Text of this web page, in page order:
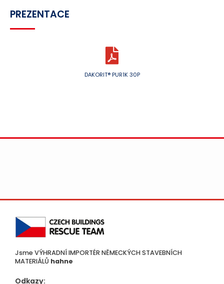
PREZENTACE
DAKORIT® PUR1K 30P
Jsme VÝHRADNÍ IMPORTÉR NĚMECKÝCH STAVEBNÍCH
MATERIÁLŮ hahne
Odkazy: